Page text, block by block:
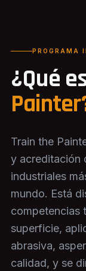
PROGRAMA
¿Qué
Train the
y acreditación
industriales
mundo. Está
competencias
superficie,
abrasiva,
calidad, y se